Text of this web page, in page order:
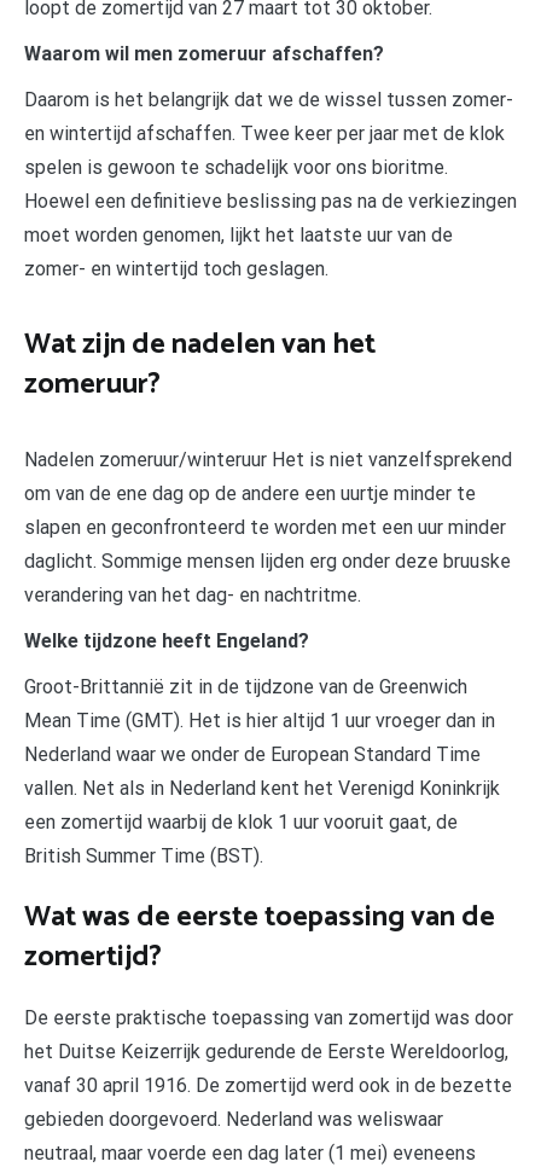
loopt de zomertijd van 27 maart tot 30 oktober.
Waarom wil men zomeruur afschaffen?
Daarom is het belangrijk dat we de wissel tussen zomer-
en wintertijd afschaffen. Twee keer per jaar met de klok
spelen is gewoon te schadelijk voor ons bioritme.
Hoewel een definitieve beslissing pas na de verkiezingen
moet worden genomen, lijkt het laatste uur van de
zomer- en wintertijd toch geslagen.
Wat zijn de nadelen van het
zomeruur?
Nadelen zomeruur/winteruur Het is niet vanzelfsprekend
om van de ene dag op de andere een uurtje minder te
slapen en geconfronteerd te worden met een uur minder
daglicht. Sommige mensen lijden erg onder deze bruuske
verandering van het dag- en nachtritme.
Welke tijdzone heeft Engeland?
Groot-Brittannië zit in de tijdzone van de Greenwich
Mean Time (GMT). Het is hier altijd 1 uur vroeger dan in
Nederland waar we onder de European Standard Time
vallen. Net als in Nederland kent het Verenigd Koninkrijk
een zomertijd waarbij de klok 1 uur vooruit gaat, de
British Summer Time (BST).
Wat was de eerste toepassing van de
zomertijd?
De eerste praktische toepassing van zomertijd was door
het Duitse Keizerrijk gedurende de Eerste Wereldoorlog,
vanaf 30 april 1916. De zomertijd werd ook in de bezette
gebieden doorgevoerd. Nederland was weliswaar
neutraal, maar voerde een dag later (1 mei) eveneens